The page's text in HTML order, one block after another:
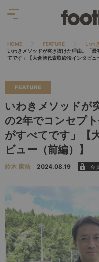
HOME FEATURE
いわ
いわきメソッドが突き抜けた理由。「
てです」【大倉智代表取締役インタビュ
FEATURE
いわきメソッドが
の2年でコンセプ
がすべてです」【
ビュー（前編）】
鈴木 康浩 2024.08.19